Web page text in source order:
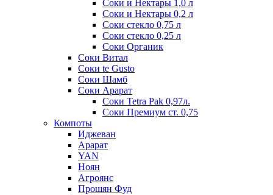
Соки и Нектары 1,0 л
Соки и Нектары 0,2 л
Соки стекло 0,75 л
Соки стекло 0,25 л
Соки Органик
Соки Витал
Соки te Gusto
Соки Шамб
Соки Арарат
Соки Tetra Pak 0,97л.
Соки Премиум ст. 0,75
Компоты
Иджеван
Арарат
YAN
Ноян
Агроянс
Прошян Фуд